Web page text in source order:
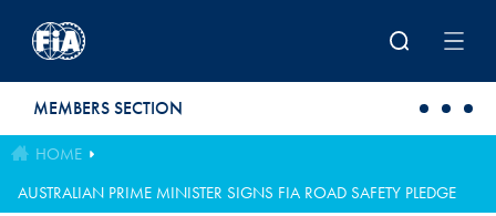
MEMBERS SECTION
HOME
AUSTRALIAN PRIME MINISTER SIGNS FIA ROAD SAFETY PLEDGE